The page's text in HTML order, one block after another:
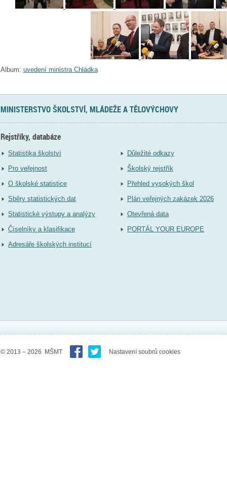
Album: uvedení ministra Chládka
MINISTERSTVO ŠKOLSTVÍ, MLÁDEŽE A TĚLOVÝCHOVY
Rejstříky, databáze
Statistika školství
Pro veřejnost
O školské statistice
Sběry statistických dat
Statistické výstupy a analýzy
Číselníky a klasifikace
Adresáře školských institucí
Důležité odkazy
Školský rejstřík
Přehled vysokých škol
Plán veřejných zakázek 2026
Otevřená data
PORTÁL YOUR EUROPE
© 2013 – 2026 MŠMT Nastavení soubrů cookies